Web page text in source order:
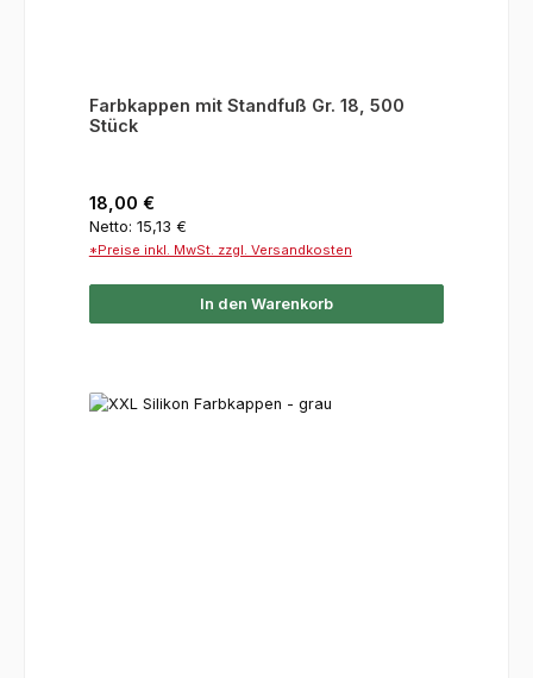
Farbkappen mit Standfuß Gr. 18, 500
Stück
Regulärer Preis:
18,00 €
Netto: 15,13 €
*Preise inkl. MwSt. zzgl. Versandkosten
In den Warenkorb